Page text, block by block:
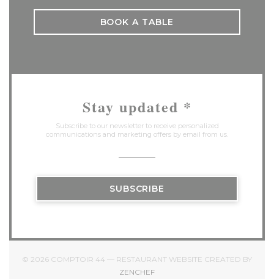
BOOK A TABLE
Stay updated *
Subscribe to our newsletter to receive personalized
communications and marketing offers by email from us.
SUBSCRIBE
© 2026 COMPTOIR 44 — RESTAURANT WEBSITE CREATED BY
ZENCHEF((OPENS IN A NEW WINDOW))